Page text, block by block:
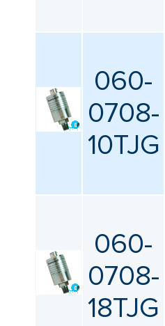
060-
0708-
10TJG
060-
0708-
18TJG